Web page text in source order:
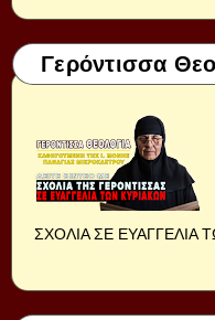
Γερόντισσα
ΣΧΟΛΙΑ ΣΕ ΕΥΑΓΓΕΛΙΑ